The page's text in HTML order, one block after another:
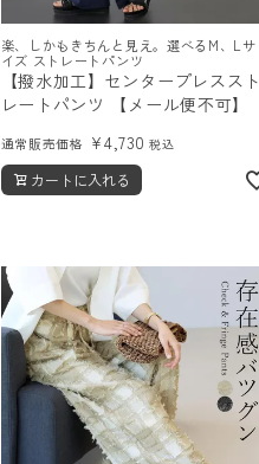
楽、しかもきちんと見え。選べるM、Lサ
イズ ストレートパンツ
【撥水加工】センタープレススト
レートパンツ 【メール便不可】
通常販売価格 ¥4,730 税込
カートに入れる